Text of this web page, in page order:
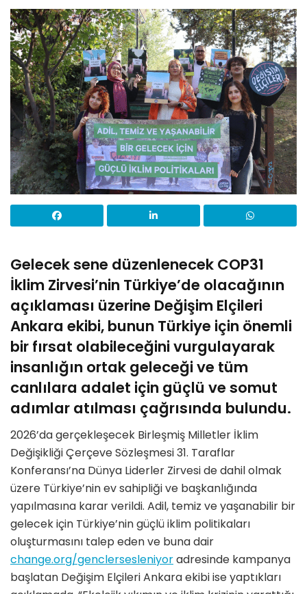
Gelecek sene düzenlenecek COP31
İklim Zirvesi’nin Türkiye’de olacağının
açıklaması üzerine Değişim Elçileri
Ankara ekibi, bunun Türkiye için önemli
bir fırsat olabileceğini vurgulayarak
insanlığın ortak geleceği ve tüm
canlılara adalet için güçlü ve somut
adımlar atılması çağrısında bulundu.
2026’da gerçekleşecek Birleşmiş Milletler İklim
Değişikliği Çerçeve Sözleşmesi 31. Taraflar
Konferansı’na Dünya Liderler Zirvesi de dahil olmak
üzere Türkiye’nin ev sahipliği ve başkanlığında
yapılmasına karar verildi. Adil, temiz ve yaşanabilir bir
gelecek için Türkiye’nin güçlü iklim politikaları
oluşturmasını talep eden ve buna dair
change.org/genclersesleniyoradresinde kampanya
başlatan Değişim Elçileri Ankara ekibi ise yaptıkları